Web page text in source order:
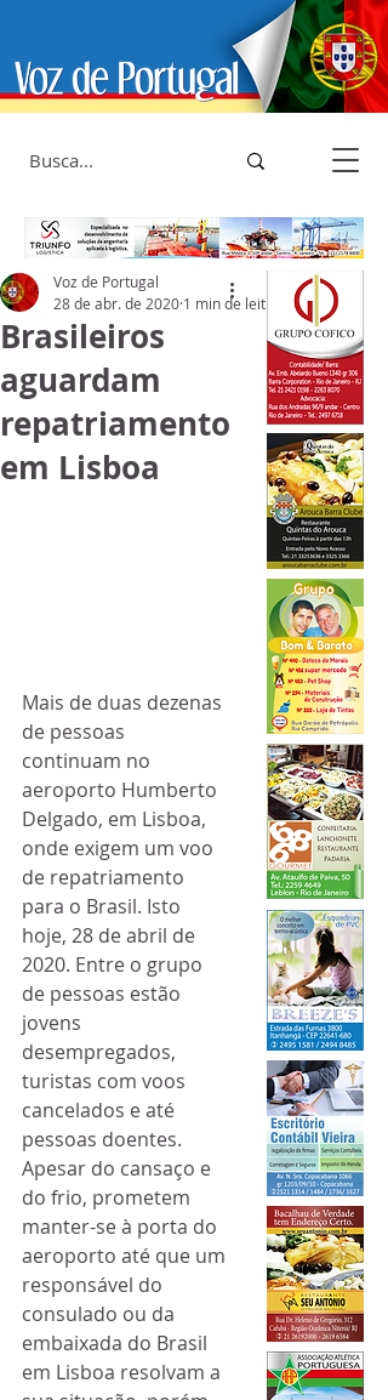
Brasileiros
aguardam
repatriamento
em Lisboa
Voz de Portugal
28 de abr. de 2020 1 min de leitura
Mais de duas dezenas
de pessoas
continuam no
aeroporto Humberto
Delgado, em Lisboa,
onde exigem um voo
de repatriamento
para o Brasil. Isto
hoje, 28 de abril de
2020. Entre o grupo
de pessoas estão
jovens
desempregados,
turistas com voos
cancelados e até
pessoas doentes.
Apesar do cansaço e
do frio, prometem
manter-se à porta do
aeroporto até que um
responsável do
consulado ou da
embaixada do Brasil
em Lisboa resolvam a